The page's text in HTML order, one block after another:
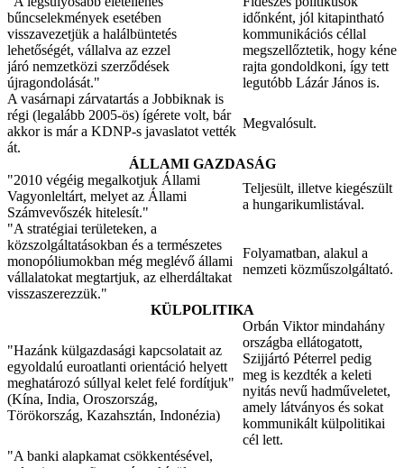
bűncselekmények esetében
visszavezetjük a halálbüntetés
lehetőségét, vállalva az ezzel
járó nemzetközi szerződések
újragondolását."
időnként, jól kitapintható
kommunikációs céllal
megszellőztetik, hogy kéne
rajta gondoldkoni, így tett
legutóbb Lázár János is.
A vasárnapi zárvatartás a Jobbiknak is
régi (legalább 2005-ös) ígérete volt, bár
akkor is már a KDNP-s javaslatot vették
át.
Megvalósult.
ÁLLAMI GAZDASÁG
"2010 végéig megalkotjuk Állami
Vagyonleltárt, melyet az Állami
Számvevőszék hitelesít."
Teljesült, illetve kiegészült
a hungarikumlistával.
"A stratégiai területeken, a
közszolgáltatásokban és a természetes
monopóliumokban még meglévő állami
vállalatokat megtartjuk, az elherdáltakat
visszaszerezzük."
Folyamatban, alakul a
nemzeti közműszolgáltató.
KÜLPOLITIKA
"Hazánk külgazdasági kapcsolatait az
egyoldalú euroatlanti orientáció helyett
meghatározó súllyal kelet felé fordítjuk"
(Kína, India, Oroszország,
Törökország, Kazahsztán, Indonézia)
Orbán Viktor mindahány
országba ellátogatott,
Szijjártó Péterrel pedig
meg is kezdték a keleti
nyitás nevű hadműveletet,
amely látványos és sokat
kommunikált külpolitikai
cél lett.
"A banki alapkamat csökkentésével,